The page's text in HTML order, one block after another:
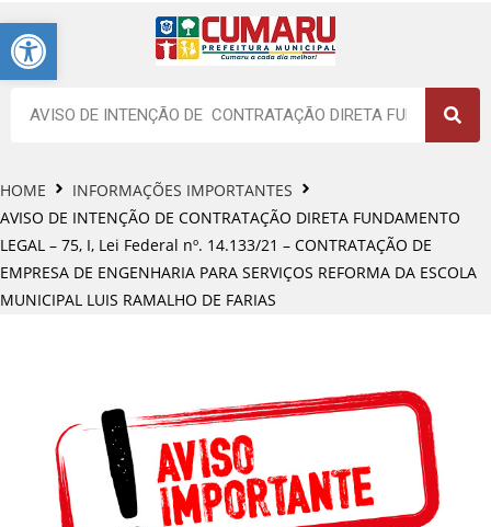
Barra de Ferramentas Aberta
HOME
INFORMAÇÕES IMPORTANTES
AVISO DE INTENÇÃO DE CONTRATAÇÃO DIRETA FUNDAMENTO
LEGAL – 75, I, Lei Federal nº. 14.133/21 – CONTRATAÇÃO DE
EMPRESA DE ENGENHARIA PARA SERVIÇOS REFORMA DA ESCOLA
MUNICIPAL LUIS RAMALHO DE FARIAS